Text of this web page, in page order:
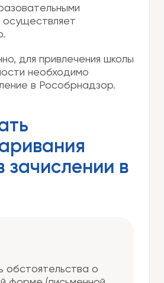
осуществляет
для привлечения школы
необходимо
в Рособрнадзор.
зачислении в
обстоятельства о